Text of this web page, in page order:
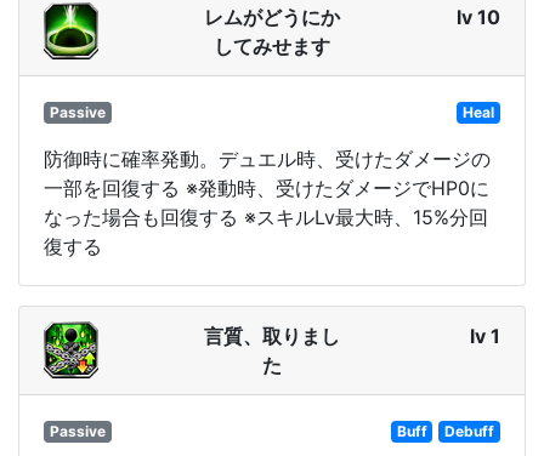
レムがどうにか
してみせます
lv 10
Passive Heal
防御時に確率発動。デュエル時、受けたダメージの
一部を回復する ※発動時、受けたダメージでHP0に
なった場合も回復する ※スキルLv最大時、15%分回
復する
言質、取りまし
た
lv 1
Passive Buff Debuff